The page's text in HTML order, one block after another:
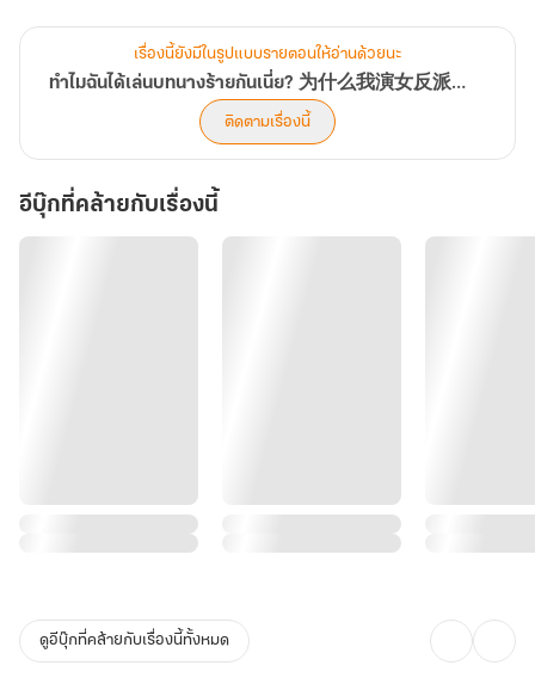
หนิงเหยียนจ้องมองแววตาหลงใหลไหววูบของนางแล้วแค้นเสียงในลำคอ
อย่างถากถางเยาะเย้ย เขาด่าว่าขนาดนี้ยังมีหน้ามามองเขาด้วยสายตา
หลงใหลเช่นนี้อีก สตรีบัดซบ คำด่าของเขาไม่เข้าหูนางเลยหรือไง
“ข้าถามว่าเข้าใจที่ข้าสั่งหรือไม่”
น้ำเสียงเย็นเหยียบทำให้เมิ่งถิงได้สติ นางกระพริบตาปริบ ๆ มองเขาก่อน
พยักหน้าอย่างว่าง่ายไปสามที
หนิงเหยียนไม่คิดเสียเวลาในเรือนหลังนี้ที่เขาไม่คิดมาเหยียบอีกสะบัด
เหนือล้ำ อย่างน้อยสวรรค์ไม่ใจร้ายเกินไป ไม่ไปสวรรค์ยังได้เป็นคนสวย
เท่าที่จำได้ในนิยายนางร้ายรวยมาก ทั้งสวยทั้งรวย ถ้าพระเอกไม่เอาคนที่
นางก็พร้อมหาผัวใหม่
เรื่องนี้ยังมีในรูปแบบรายตอนให้อ่านด้วยนะ
ทำไมฉันได้เล่นบทนางร้ายกันเนี่ย? 为什么我演女反派的戏剧
ติดตามเรื่องนี้
อีบุ๊กที่คล้ายกับเรื่องนี้
ดูอีบุ๊กที่คล้ายกับเรื่องนี้ทั้งหมด